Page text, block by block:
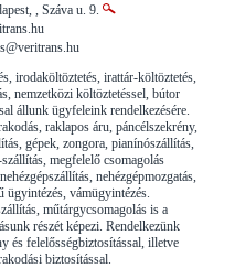
, Száva u. 9.
irodaköltöztetés, irattár-költöztetés,
nemzetközi költöztetéssel, bútor
állunk ügyfeleink rendelkezésére.
raklapos áru, páncélszekrény,
gépek, zongora, pianínószállítás,
megfelelő csomagolás
nehézgépmozgatás,
ügyintézés, vámügyintézés.
műtárgycsomagolás is a
részét képezi. Rendelkezünk
és felelősségbiztosítással, illetve
biztosítással.